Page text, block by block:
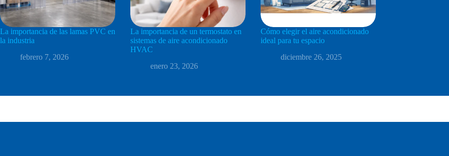
La importancia de las lamas PVC en
la industria
febrero 7, 2026
La importancia de un termostato en
sistemas de aire acondicionado
HVAC
enero 23, 2026
Cómo elegir el aire acondicionado
ideal para tu espacio
diciembre 26, 2025